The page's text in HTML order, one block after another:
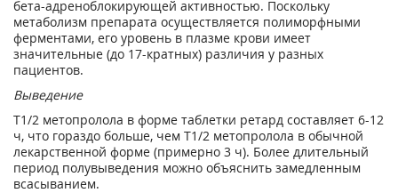
бета-адреноблокирующей активностью. Поскольку
метаболизм препарата осуществляется полиморфными
ферментами, его уровень в плазме крови имеет
значительные (до 17-кратных) различия у разных
пациентов.
Выведение
T1/2 метопролола в форме таблетки ретард составляет 6-12
ч, что гораздо больше, чем T1/2 метопролола в обычной
лекарственной форме (примерно 3 ч). Более длительный
период полувыведения можно объяснить замедленным
всасыванием.